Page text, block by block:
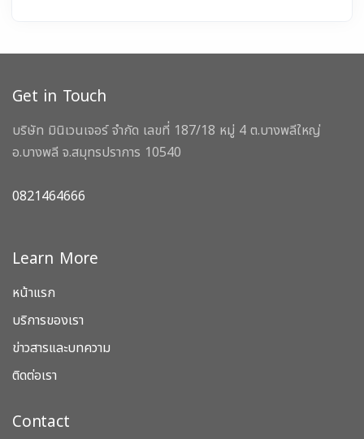
Get in Touch
บริษัท มินิเวนเจอร์ จำกัด เลขที่ 187/18 หมู่ 4 ต.บางพลีใหญ่
อ.บางพลี จ.สมุทรปราการ 10540
0821464666
Learn More
หน้าแรก
บริการของเรา
ข่าวสารและบทความ
ติดต่อเรา
Contact